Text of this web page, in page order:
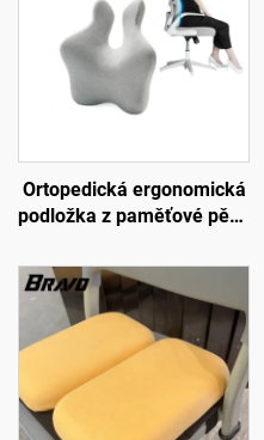
Ortopedická ergonomická
podložka z paměťové pěny
polštářková podložka do
kanceláře a auta,
podložka B2